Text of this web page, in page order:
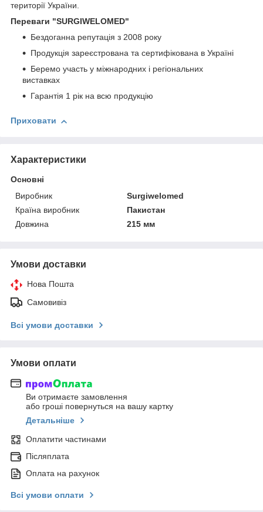
території України.
Переваги "SURGIWELOMED"
Бездоганна репутація з 2008 року
Продукція зареєстрована та сертифікована в Україні
Беремо участь у міжнародних і регіональних
виставках
Гарантія 1 рік на всю продукцію
Приховати
Характеристики
Основні
Виробник
Surgiwelomed
Країна виробник
Пакистан
Довжина
215 мм
Умови доставки
Нова Пошта
Самовивіз
Всі умови доставки
Умови оплати
Ви отримаєте замовлення
або гроші повернуться на вашу картку
Детальніше
Оплатити частинами
Післяплата
Оплата на рахунок
Всі умови оплати